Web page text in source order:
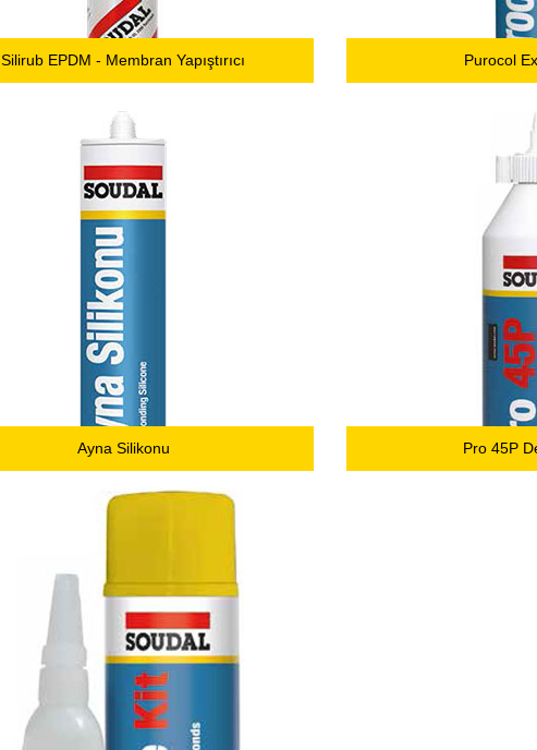
Silirub EPDM - Membran Yapıştırıcı Purocol
Ayna Silikonu Pro 45P